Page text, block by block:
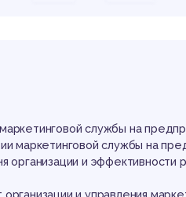
службы на
маркетинговой службы на
организации и эффективности